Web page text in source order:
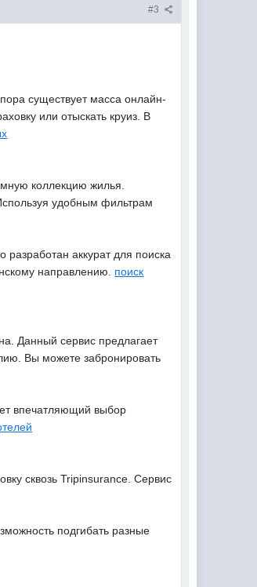
#3
существует масса онлайн-
или отыскать круиз. В
коллекцию жилья.
удобным фильтрам
аккурат для поиска
направлению. поиск
Данный сервис предлагает
Вы можете забронировать
впечатляющий выбор
сквозь Tripinsurance. Сервис
подгибать разные